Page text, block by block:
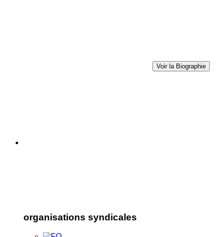
Voir la Biographie
organisations syndicales